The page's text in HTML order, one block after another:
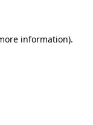
information).